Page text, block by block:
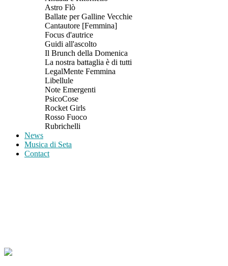
Astro Flò
Ballate per Galline Vecchie
Cantautore [Femmina]
Focus d'autrice
Guidi all'ascolto
Il Brunch della Domenica
La nostra battaglia è di tutti
LegalMente Femmina
Libellule
Note Emergenti
PsicoCose
Rocket Girls
Rosso Fuoco
Rubrichelli
News
Musica di Seta
Contact